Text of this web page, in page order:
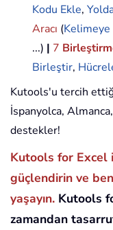
Kodu Ekle,
Aracı (
...) | 7
Birleştir,
Kutools'u tercih
İspanyolca,
destekler!
Kutools for Excel
güçlendirin ve
yaşayın. Kutools
zamandan